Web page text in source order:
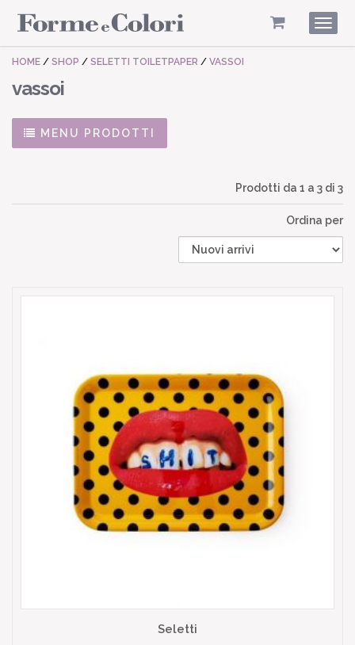
HOME / SHOP / SELETTI TOILETPAPER / VASSOI
vassoi
MENU PRODOTTI
Prodotti da 1 a 3 di 3
Ordina per
Seletti